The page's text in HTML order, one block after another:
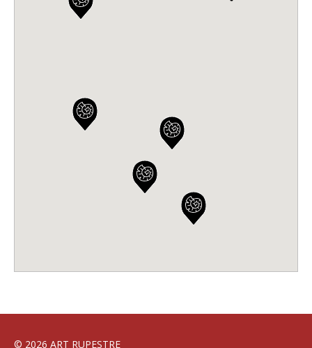
© 2026 ART RUPESTRE